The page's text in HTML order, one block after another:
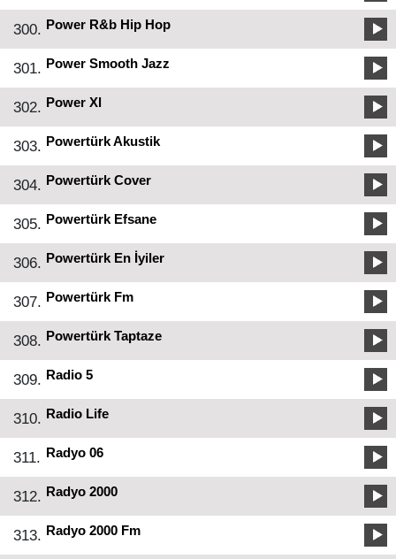
300. Power R&b Hip Hop
301. Power Smooth Jazz
302. Power Xl
303. Powertürk Akustik
304. Powertürk Cover
305. Powertürk Efsane
306. Powertürk En İyiler
307. Powertürk Fm
308. Powertürk Taptaze
309. Radio 5
310. Radio Life
311. Radyo 06
312. Radyo 2000
313. Radyo 2000 Fm